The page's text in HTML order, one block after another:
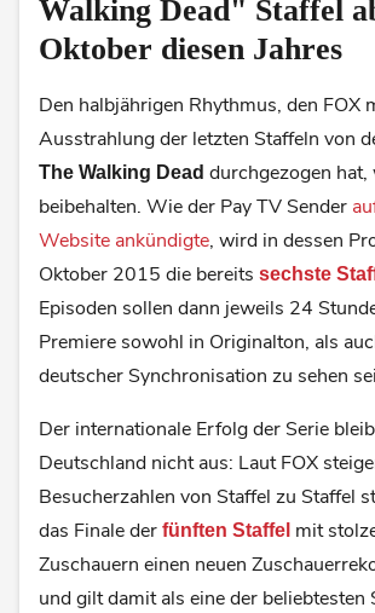
Walking Dead" Staffel
Oktober diesen Jahres
Den halbjährigen Rhythmus, den FOX
Ausstrahlung der letzten Staffeln von
The Walking Dead durchgezogen
beibehalten. Wie der Pay TV Sender
Website ankündigte, wird in dessen
Oktober 2015 die bereits sechste
Episoden sollen dann jeweils 24
Premiere sowohl in Originalton, als
deutscher Synchronisation zu sehen
Der internationale Erfolg der Serie
Deutschland nicht aus: Laut FOX
Besucherzahlen von Staffel zu Staffel
das Finale der fünften Staffel mit
Zuschauern einen neuen
und gilt damit als eine der beliebtesten